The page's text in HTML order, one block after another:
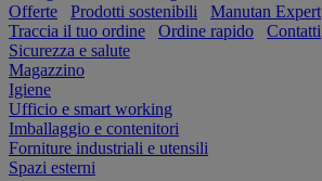
Offerte Prodotti sostenibili
Manutan Expert
Traccia il tuo ordine
Ordine rapido
Contatti
Sicurezza e salute
Magazzino
Igiene
Ufficio e smart working
Imballaggio e contenitori
Forniture industriali e utensili
Spazi esterni